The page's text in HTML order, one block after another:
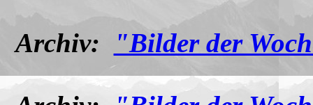
Archiv: "Bilder der